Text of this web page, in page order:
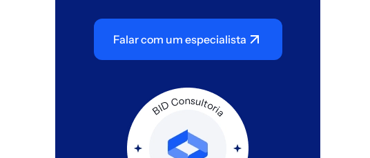
Falar com um especialista